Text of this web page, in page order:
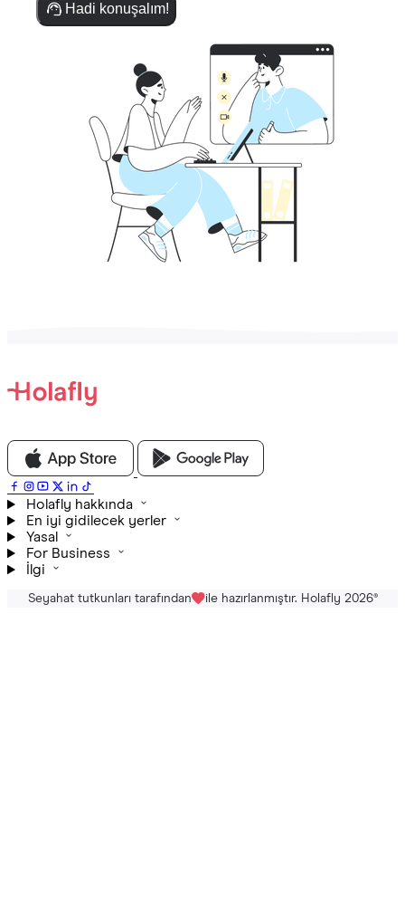
Hadi konuşalım!
Holafly hakkında
En iyi gidilecek yerler
Yasal
For Business
İlgi
Seyahat tutkunları tarafından ile hazırlanmıştır. Holafly 2026®